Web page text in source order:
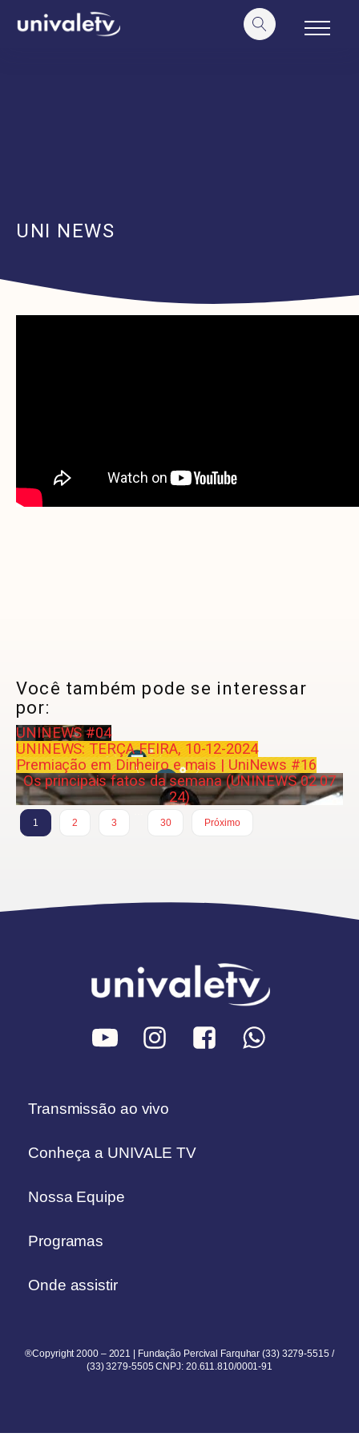
conteúdo
UNI NEWS
Você também pode se interessar
por:
UNINEWS #04
UNINEWS: TERÇA FEIRA, 10-12-2024
Premiação em Dinheiro e mais | UniNews #16
Os principais fatos da semana (UNINEWS 02 07
24)
1 2 3
30
Próximo
Transmissão ao vivo
Conheça a UNIVALE TV
Nossa Equipe
Programas
Onde assistir
®Copyright 2000 – 2021 | Fundação Percival Farquhar (33) 3279-5515 /
(33) 3279-5505 CNPJ: 20.611.810/0001-91